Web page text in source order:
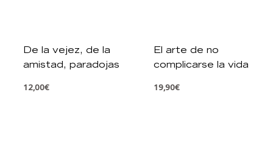
De la vejez, de la
amistad, paradojas
12,00€
El arte de no
complicarse la vida
19,90€